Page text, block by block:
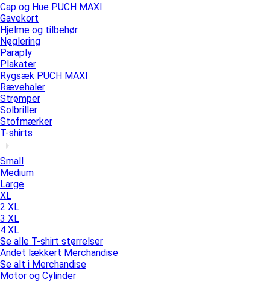
Cap og Hue PUCH MAXI
Gavekort
Hjelme og tilbehør
Nøglering
Paraply
Plakater
Rygsæk PUCH MAXI
Rævehaler
Strømper
Solbriller
Stofmærker
T-shirts
Small
Medium
Large
XL
2 XL
3 XL
4 XL
Se alle T-shirt størrelser
Andet lækkert Merchandise
Se alt i Merchandise
Motor og Cylinder